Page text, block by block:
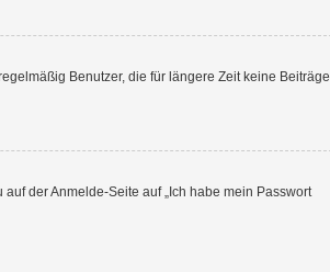
Benutzer, die für längere Zeit keine Beiträge
der Anmelde-Seite auf „Ich habe mein Passwort